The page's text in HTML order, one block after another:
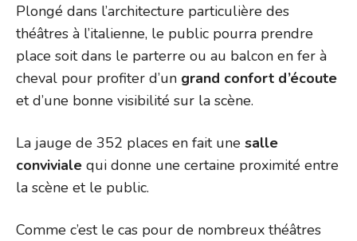
Plongé dans l’architecture particulière des
théâtres à l’italienne, le public pourra prendre
place soit dans le parterre ou au balcon en fer à
cheval pour profiter d’un grand confort d’écoute
et d’une bonne visibilité sur la scène.
La jauge de 352 places en fait une salle
conviviale qui donne une certaine proximité entre
la scène et le public.
Comme c’est le cas pour de nombreux théâtres